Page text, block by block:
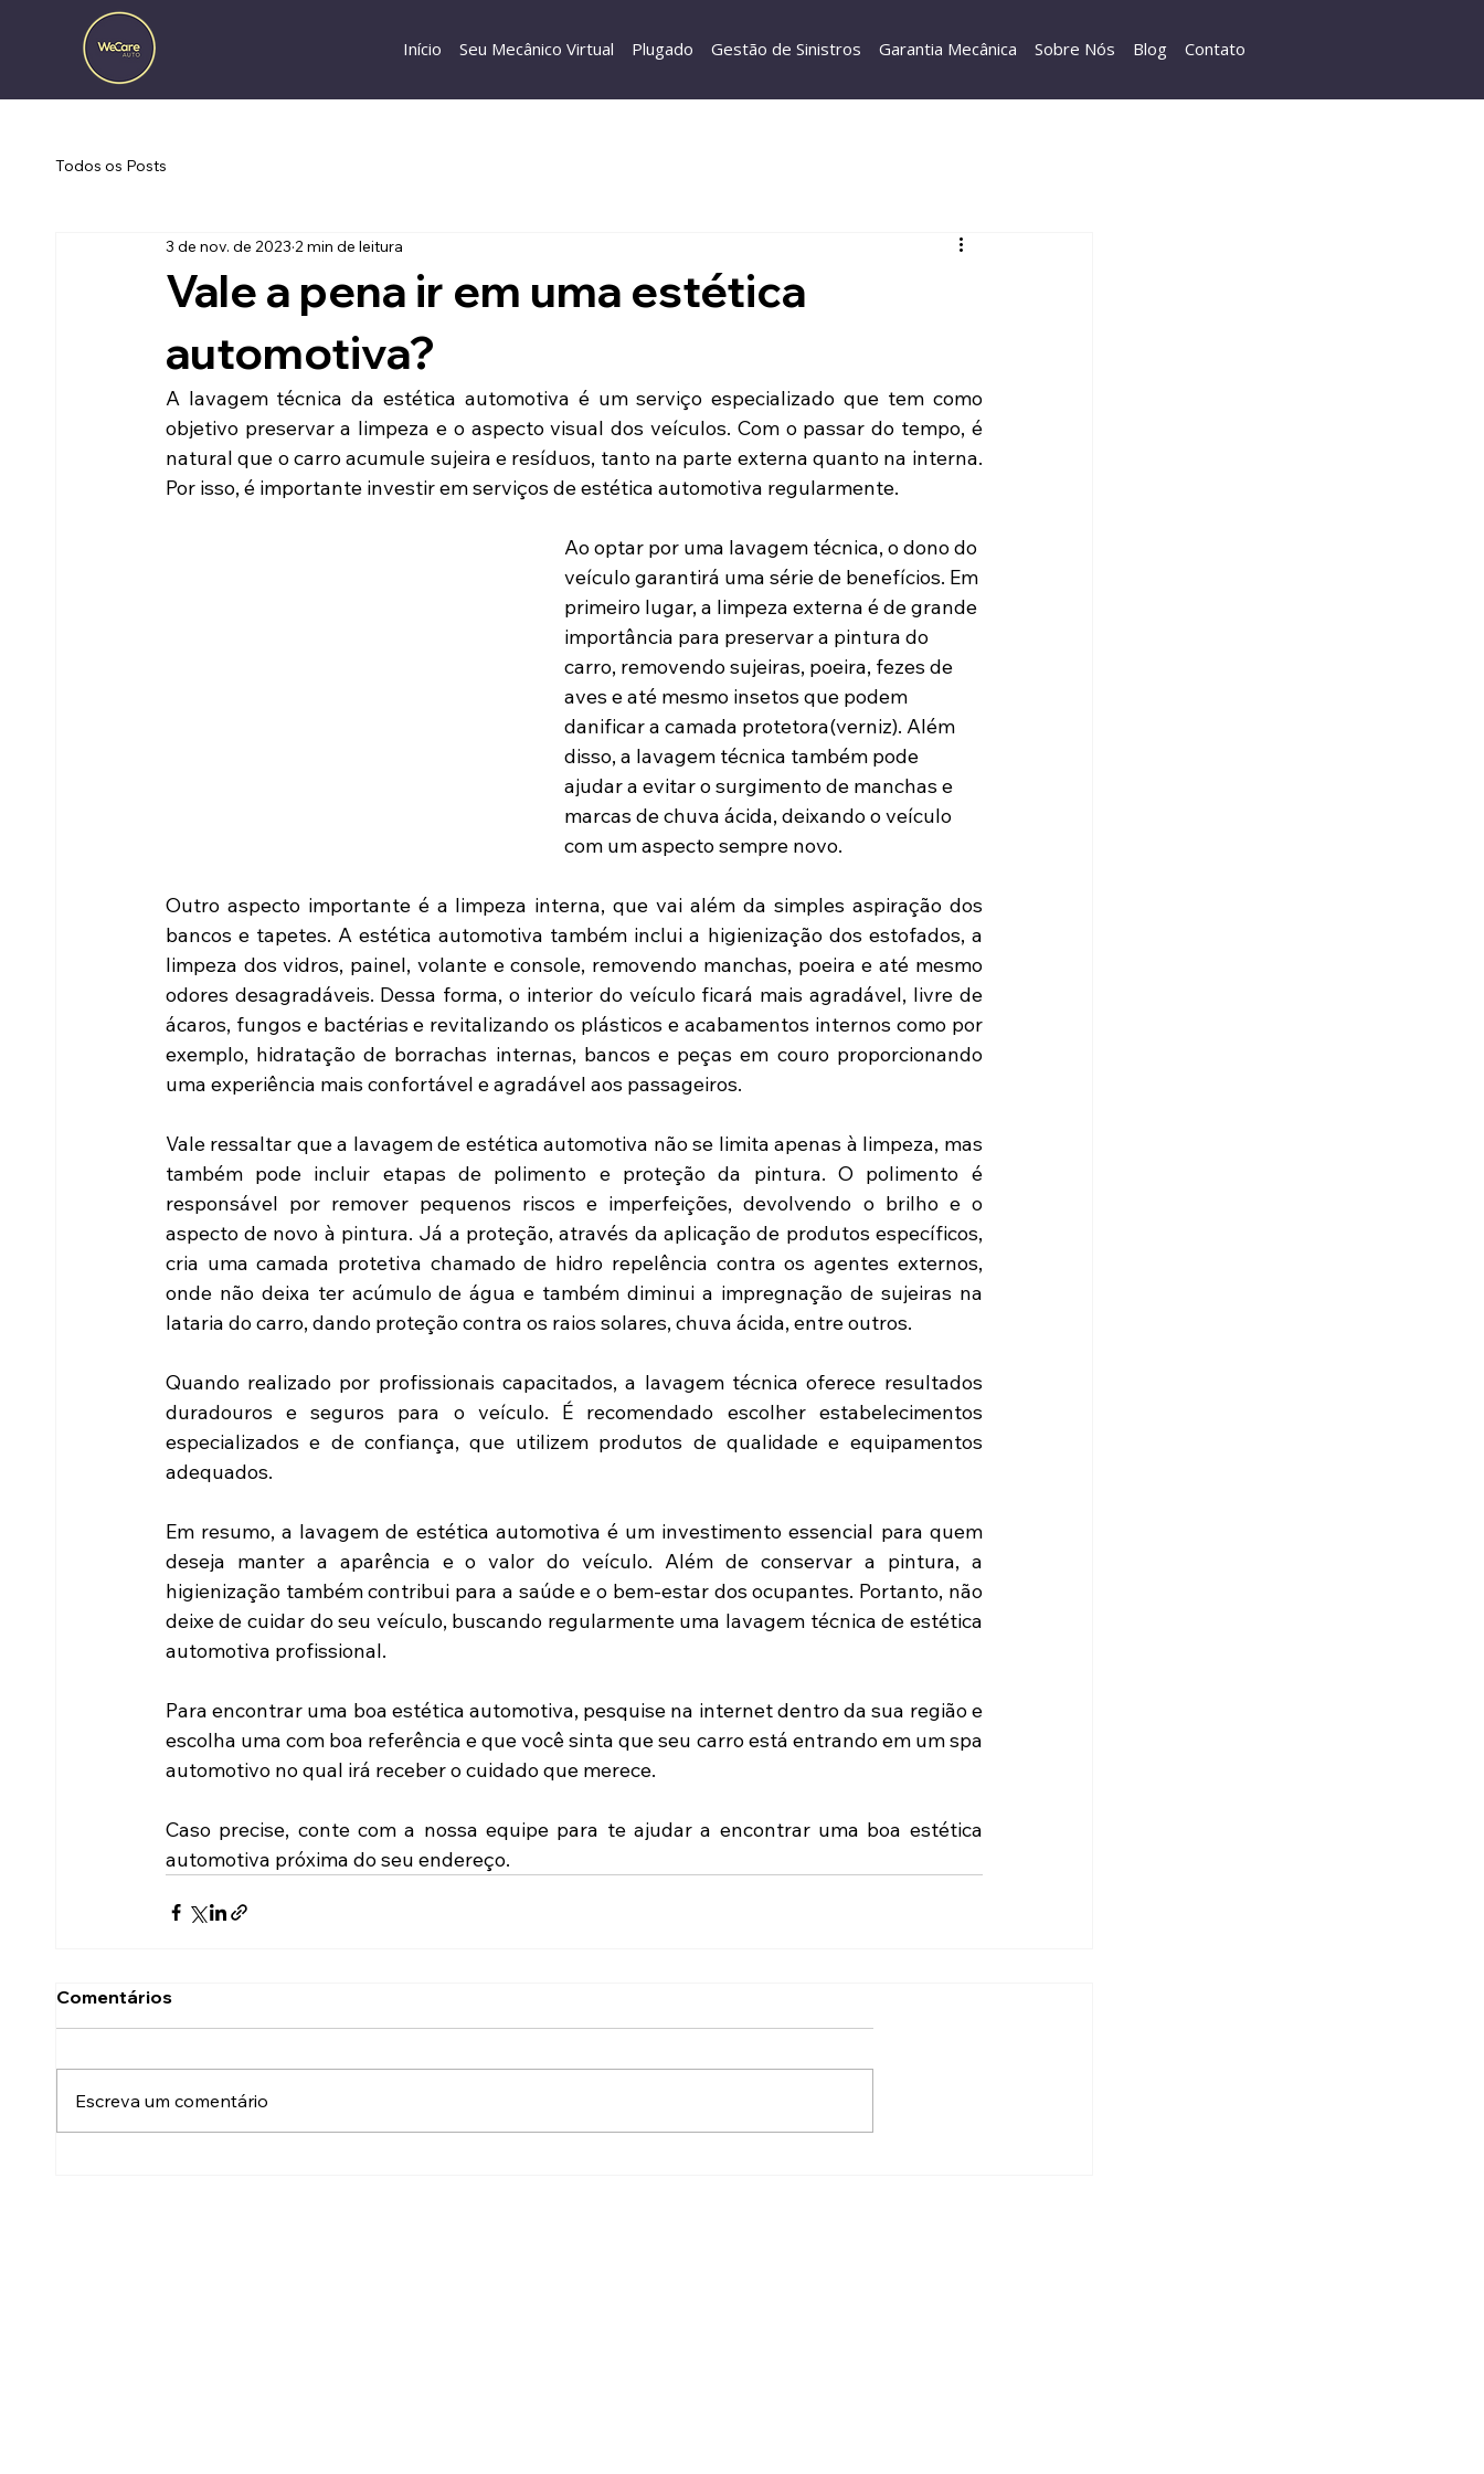
Início Seu Mecânico Virtual Plugado Gestão de Sinistros Garantia Mecânica Sobre Nós Blog Contato
Todos os Posts
Vale a pena ir em uma estética
automotiva?
3 de nov. de 2023 2 min de leitura
A lavagem técnica da estética automotiva é um serviço especializado que tem como
objetivo preservar a limpeza e o aspecto visual dos veículos. Com o passar do tempo, é
natural que o carro acumule sujeira e resíduos, tanto na parte externa quanto na interna.
Por isso, é importante investir em serviços de estética automotiva regularmente.
Ao optar por uma lavagem técnica, o dono do
veículo garantirá uma série de benefícios. Em
primeiro lugar, a limpeza externa é de grande
importância para preservar a pintura do
carro, removendo sujeiras, poeira, fezes de
aves e até mesmo insetos que podem
danificar a camada protetora(verniz). Além
disso, a lavagem técnica também pode
ajudar a evitar o surgimento de manchas e
marcas de chuva ácida, deixando o veículo
com um aspecto sempre novo.
Outro aspecto importante é a limpeza interna, que vai além da simples aspiração dos
bancos e tapetes. A estética automotiva também inclui a higienização dos estofados, a
limpeza dos vidros, painel, volante e console, removendo manchas, poeira e até mesmo
odores desagradáveis. Dessa forma, o interior do veículo ficará mais agradável, livre de
ácaros, fungos e bactérias e revitalizando os plásticos e acabamentos internos como por
exemplo, hidratação de borrachas internas, bancos e peças em couro proporcionando
uma experiência mais confortável e agradável aos passageiros.
Vale ressaltar que a lavagem de estética automotiva não se limita apenas à limpeza, mas
também pode incluir etapas de polimento e proteção da pintura. O polimento é
responsável por remover pequenos riscos e imperfeições, devolvendo o brilho e o
aspecto de novo à pintura. Já a proteção, através da aplicação de produtos específicos,
cria uma camada protetiva chamado de hidro repelência contra os agentes externos,
onde não deixa ter acúmulo de água e também diminui a impregnação de sujeiras na
lataria do carro, dando proteção contra os raios solares, chuva ácida, entre outros.
Quando realizado por profissionais capacitados, a lavagem técnica oferece resultados
duradouros e seguros para o veículo. É recomendado escolher estabelecimentos
especializados e de confiança, que utilizem produtos de qualidade e equipamentos
adequados.
Em resumo, a lavagem de estética automotiva é um investimento essencial para quem
deseja manter a aparência e o valor do veículo. Além de conservar a pintura, a
higienização também contribui para a saúde e o bem-estar dos ocupantes. Portanto, não
deixe de cuidar do seu veículo, buscando regularmente uma lavagem técnica de estética
automotiva profissional.
Para encontrar uma boa estética automotiva, pesquise na internet dentro da sua região e
escolha uma com boa referência e que você sinta que seu carro está entrando em um spa
automotivo no qual irá receber o cuidado que merece.
Caso precise, conte com a nossa equipe para te ajudar a encontrar uma boa estética
automotiva próxima do seu endereço.
Comentários
Escreva um comentário